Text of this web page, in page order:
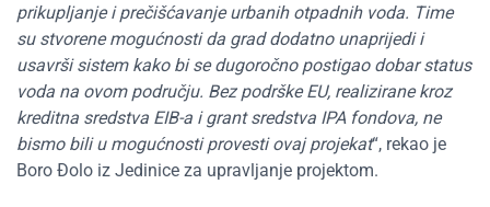
prikupljanje i prečišćavanje urbanih otpadnih voda. Time
su stvorene mogućnosti da grad dodatno unaprijedi i
usavrši sistem kako bi se dugoročno postigao dobar status
voda na ovom području. Bez podrške EU, realizirane kroz
kreditna sredstva EIB-a i grant sredstva IPA fondova, ne
bismo bili u mogućnosti provesti ovaj projekat“, rekao je
Boro Đolo iz Jedinice za upravljanje projektom.